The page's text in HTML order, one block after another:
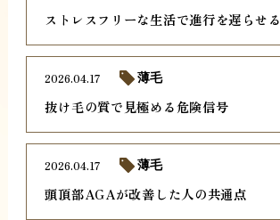
ストレスフリーな生活で進行を遅らせる
抜け毛の質で見極める危険信号
2026.04.17 薄毛
頭頂部AGAが改善した人の共通点
2026.04.17 薄毛